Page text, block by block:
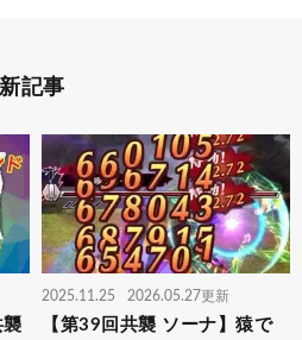
記事
襲
2025.11.25 2026.05.27更新
【第39回共襲 ソーナ】猿で